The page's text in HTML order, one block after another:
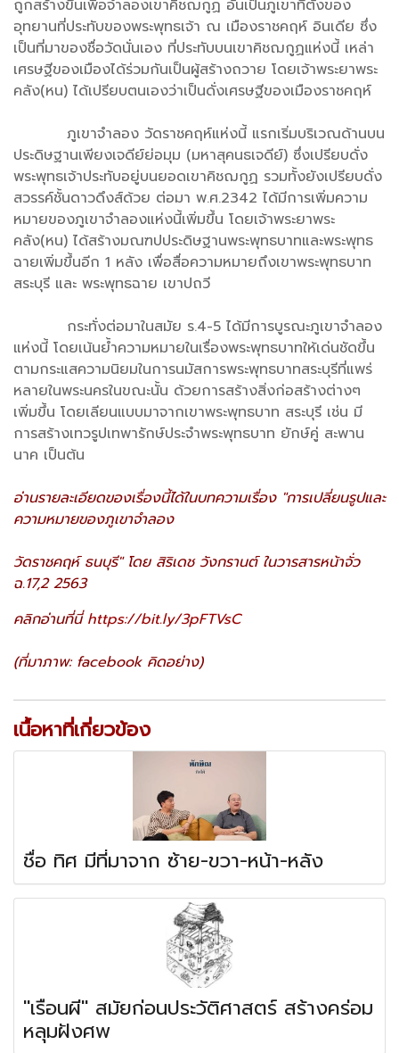
ถูกสร้างขึ้นเพื่อจำลองเขาคิชฌกูฏ อันเป็นภูเขาที่ตั้งของ
อุทยานที่ประทับของพระพุทธเจ้า ณ เมืองราชคฤห์ อินเดีย ซึ่ง
เป็นที่มาของชื่อวัดนั่นเอง ที่ประทับบนเขาคิชฌกูฏแห่งนี้ เหล่า
เศรษฐีของเมืองได้ร่วมกันเป็นผู้สร้างถวาย โดยเจ้าพระยาพระ
คลัง(หน) ได้เปรียบตนเองว่าเป็นดั่งเศรษฐีของเมืองราชคฤห์
ภูเขาจำลอง วัดราชคฤห์แห่งนี้ แรกเริ่มบริเวณด้านบน
ประดิษฐานเพียงเจดีย์ย่อมุม (มหาสุคนธเจดีย์) ซึ่งเปรียบดั่ง
พระพุทธเจ้าประทับอยู่บนยอดเขาคิชฌกูฏ รวมทั้งยังเปรียบดั่ง
สวรรค์ชั้นดาวดึงส์ด้วย ต่อมา พ.ศ.2342 ได้มีการเพิ่มความ
หมายของภูเขาจำลองแห่งนี้เพิ่มขึ้น โดยเจ้าพระยาพระ
คลัง(หน) ได้สร้างมณฑปประดิษฐานพระพุทธบาทและพระพุทธ
ฉายเพิ่มขึ้นอีก 1 หลัง เพื่อสื่อความหมายถึงเขาพระพุทธบาท
สระบุรี และ พระพุทธฉาย เขาปถวี
กระทั่งต่อมาในสมัย ร.4-5 ได้มีการบูรณะภูเขาจำลอง
แห่งนี้ โดยเน้นย้ำความหมายในเรื่องพระพุทธบาทให้เด่นชัดขึ้น
ตามกระแสความนิยมในการนมัสการพระพุทธบาทสระบุรีที่แพร่
หลายในพระนครในขณะนั้น ด้วยการสร้างสิ่งก่อสร้างต่างๆ
เพิ่มขึ้น โดยเลียนแบบมาจากเขาพระพุทธบาท สระบุรี เช่น มี
การสร้างเทวรูปเทพารักษ์ประจำพระพุทธบาท ยักษ์คู่ สะพาน
นาค เป็นต้น
อ่านรายละเอียดของเรื่องนี้ได้ในบทความเรื่อง "การเปลี่ยนรูปและ
ความหมายของภูเขาจำลอง
วัดราชคฤห์ ธนบุรี" โดย สิริเดช วังกรานต์ ในวารสารหน้าจั่ว
ฉ.17,2 2563
คลิกอ่านที่นี่ https://bit.ly/3pFTVsC
(ที่มาภาพ: facebook คิดอย่าง)
เนื้อหาที่เกี่ยวข้อง
ชื่อ ทิศ มีที่มาจาก ซ้าย-ขวา-หน้า-หลัง
"เรือนผี" สมัยก่อนประวัติศาสตร์ สร้างคร่อม
หลุมฝังศพ